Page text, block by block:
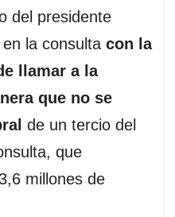
del presidente
la consulta con la
llamar a la
que no se
de un tercio del
que
millones de